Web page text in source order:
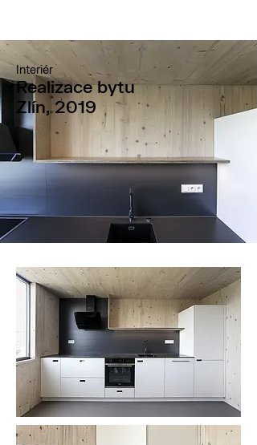
Realizace bytu
Zlín, 2019
Interiér